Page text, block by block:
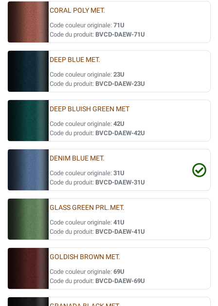
CORAL POLY MET.
Code couleur originale: 71U
Code du produit: BVCD-DAEW-71U
DEEP BLUE MET.
Code couleur originale: 23U
Code du produit: BVCD-DAEW-23U
DEEP BLUISH GREEN MET
Code couleur originale: 42U
Code du produit: BVCD-DAEW-42U
DENIM BLUE MET.
Code couleur originale: 31U
Code du produit: BVCD-DAEW-31U
GLASS GREEN PRL.MET.
Code couleur originale: 41U
Code du produit: BVCD-DAEW-41U
GOLDISH BROWN MET.
Code couleur originale: 69U
Code du produit: BVCD-DAEW-69U